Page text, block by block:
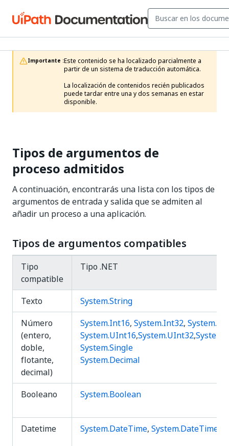
Importante :Este contenido se ha localizado parcialmente a
partir de un sistema de traducción automática.
La localización de contenidos recién publicados
puede tardar entre una y dos semanas en estar
disponible.
Tipos de argumentos de
proceso admitidos
A continuación, encontrarás una lista con los tipos de
argumentos de entrada y salida que se admiten al
añadir un proceso a una aplicación.
Tipos de argumentos compatibles
Tipo
compatible
Tipo .NET
Texto
System.String
Número
(entero,
doble,
flotante,
decimal)
System.Int16, System.Int32,
System.UInt16,System.UInt32,
System.Single
System.Decimal
Booleano System.Boolean
Datetime System.DateTime,